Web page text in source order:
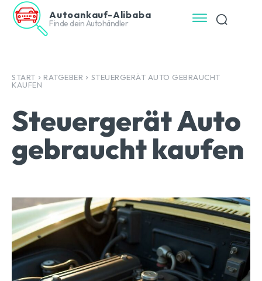
Autoankauf-Alibaba
Finde dein Autohändler
START RATGEBER
STEUERGERÄT AUTO GEBRAUCHT
KAUFEN
Steuergerät Auto
gebraucht kaufen